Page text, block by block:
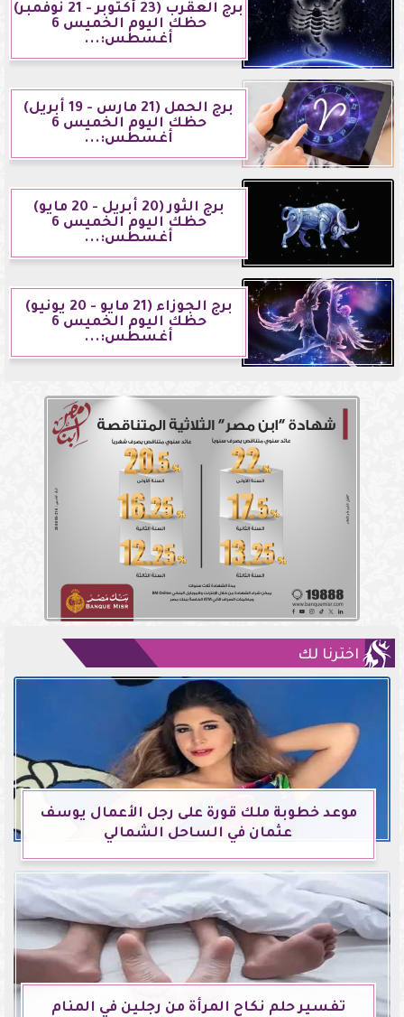
برج العقرب (23 أكتوبر - 21 نوفمبر)
حظك اليوم الخميس 6
أغسطس:...
برج الحمل (21 مارس - 19 أبريل)
حظك اليوم الخميس 6
أغسطس:...
برج الثور (20 أبريل - 20 مايو)
حظك اليوم الخميس 6
أغسطس:...
برج الجوزاء (21 مايو - 20 يونيو)
حظك اليوم الخميس 6
أغسطس:...
اخترنا لك
موعد خطوبة ملك قورة على رجل الأعمال يوسف
عثمان في الساحل الشمالي
تفسير حلم نكاح المرأة من رجلين في المنام